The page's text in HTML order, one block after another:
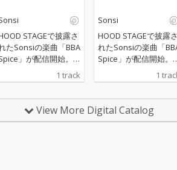
STAGEで披露さ
たSonsiの楽曲「BBA
」が配信開始。 S
TUTSが手掛けた躍動感
ふれるビートの上
量がそのまま音源に刻
まれた一曲。
1 track
Sonsi
HOOD STAGEで披露さ
れたSonsiの楽曲「
Spice」が配信開始。
TUTSが手掛けた躍動感
あふれるビートの上
量がそのまま音源に刻
まれた一曲。
1
View More Digital Catalog